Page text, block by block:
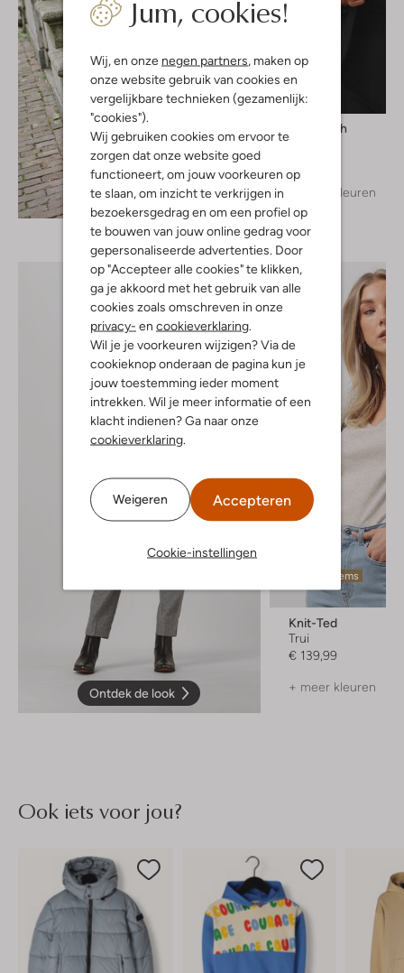
Jum, cookies!
Wij, en onze negen partners , maken op
onze website gebruik van cookies en
vergelijkbare technieken (gezamenlijk:
"cookies").
Wij gebruiken cookies om ervoor te
zorgen dat onze website goed
functioneert, om jouw voorkeuren op
te slaan, om inzicht te verkrijgen in
bezoekersgedrag en om een profiel op
te bouwen van jouw online gedrag voor
gepersonaliseerde advertenties. Door
op "Accepteer alle cookies" te klikken,
ga je akkoord met het gebruik van alle
cookies zoals omschreven in onze
privacy- en cookieverklaring
Wil je je voorkeuren wijzigen? Via de
cookieknop onderaan de pagina kun je
jouw toestemming ieder moment
intrekken. Wil je meer informatie of een
klacht indienen? Ga naar onze
cookieverklaring
Weigeren Accepteren
Cookie-instellingen
Ontdek de look
Mos Mosh
Blazer
+ meer kleuren
Ontdek de look
Laatste items
Knit-Ted
Trui
€ 139,99
+ meer kleuren
Ook iets voor jou?